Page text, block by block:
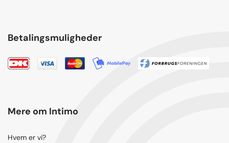
Betalingsmuligheder
Mere om Intimo
Hvem er vi?